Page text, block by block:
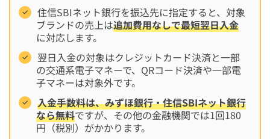
住信SBIネット銀行を振込先に指定すると、対象
ブランドの売上は追加費用なしで最短翌日入金
に対応します。
翌日入金の対象はクレジットカード決済と一部
の交通系電子マネーで、QRコード決済や一部電
子マネーは対象外です。
入金手数料は、みずほ銀行・住信SBIネット銀行
なら無料ですが、その他の金融機関では1回180
円（税別）がかかります。